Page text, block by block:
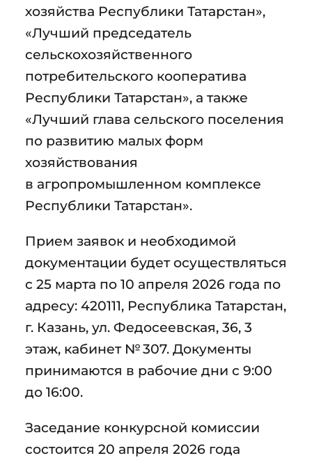
хозяйства Республики Татарстан»,
«Лучший председатель
сельскохозяйственного
потребительского кооператива
Республики Татарстан», а также
«Лучший глава сельского поселения
по развитию малых форм
хозяйствования
в агропромышленном комплексе
Республики Татарстан».
Прием заявок и необходимой
документации будет осуществляться
с 25 марта по 10 апреля 2026 года по
адресу: 420111, Республика Татарстан,
г. Казань, ул. Федосеевская, 36, 3
этаж, кабинет № 307. Документы
принимаются в рабочие дни с 9:00
до 16:00.
Заседание конкурсной комиссии
состоится 20 апреля 2026 года